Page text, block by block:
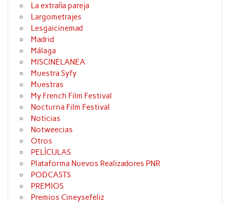
La extraña pareja
Largometrajes
Lesgaicinemad
Madrid
Málaga
MISCINELANEA
Muestra Syfy
Muestras
My French Film Festival
Nocturna Film Festival
Noticias
Notweecias
Otros
PELÍCULAS
Plataforma Nuevos Realizadores PNR
PODCASTS
PREMIOS
Premios Cineysefeliz